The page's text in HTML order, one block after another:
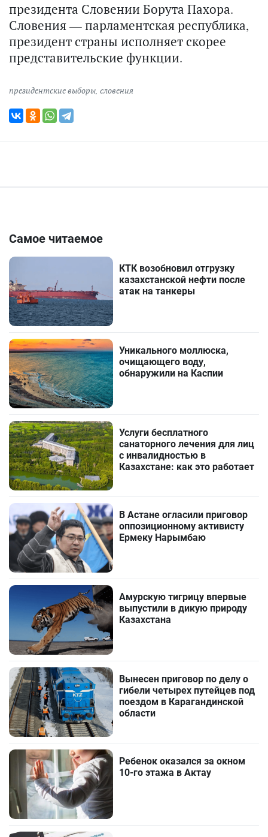
президента Словении Борута Пахора.
Словения — парламентская республика,
президент страны исполняет скорее
представительские функции.
президентские выборы словения
Самое читаемое
КТК возобновил отгрузку
казахстанской нефти после
атак на танкеры
Уникального моллюска,
очищающего воду,
обнаружили на Каспии
Услуги бесплатного
санаторного лечения для лиц
с инвалидностью в
Казахстане: как это работает
В Астане огласили приговор
оппозиционному активисту
Ермеку Нарымбаю
Амурскую тигрицу впервые
выпустили в дикую природу
Казахстана
Вынесен приговор по делу о
гибели четырех путейцев под
поездом в Карагандинской
области
Ребенок оказался за окном
10-го этажа в Актау